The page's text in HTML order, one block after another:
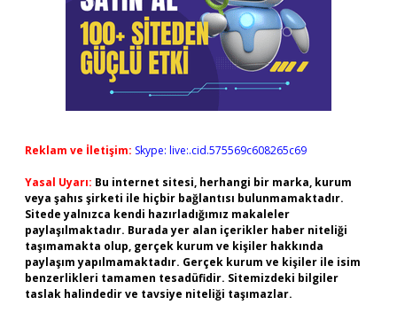
Reklam ve İletişim: Skype: live:.cid.575569c608265c69
Yasal Uyarı: Bu internet sitesi, herhangi bir marka, kurum
veya şahıs şirketi ile hiçbir bağlantısı bulunmamaktadır.
Sitede yalnızca kendi hazırladığımız makaleler
paylaşılmaktadır. Burada yer alan içerikler haber niteliği
taşımamakta olup, gerçek kurum ve kişiler hakkında
paylaşım yapılmamaktadır. Gerçek kurum ve kişiler ile isim
benzerlikleri tamamen tesadüfidir. Sitemizdeki bilgiler
taslak halindedir ve tavsiye niteliği taşımazlar.